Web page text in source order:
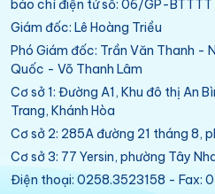
báo chí điện tử số: 06/GP-
Giám đốc: Lê Hoàng Triều
Phó Giám đốc: Trần Văn Thanh -
Quốc - Võ Thanh Lâm
Cơ sở 1: Đường A1, Khu đô thị An
Trang, Khánh Hòa
Cơ sở 2: 285A đường 21 tháng 8,
Cơ sở 3: 77 Yersin, phường Tây
Điện thoại: 0258.3523158 - Fax: